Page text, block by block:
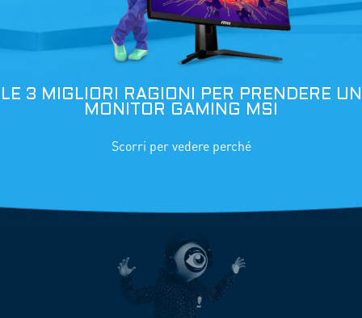
LE 3 MIGLIORI RAGIONI PER PRENDERE UN
MONITOR GAMING MSI
Scorri per vedere perché